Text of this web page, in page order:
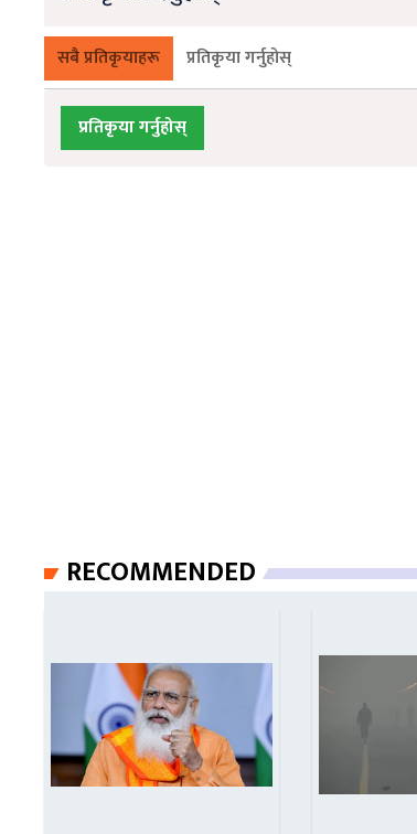
सबै प्रतिकृयाहरू प्रतिकृया गर्नुहोस्
प्रतिकृया गर्नुहोस्
RECOMMENDED